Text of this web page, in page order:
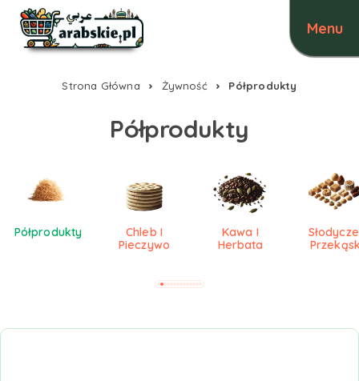
Strona Główna Żywność Półprodukty
Półprodukty
Półprodukty
Chleb I
Pieczywo
Kawa I
Herbata